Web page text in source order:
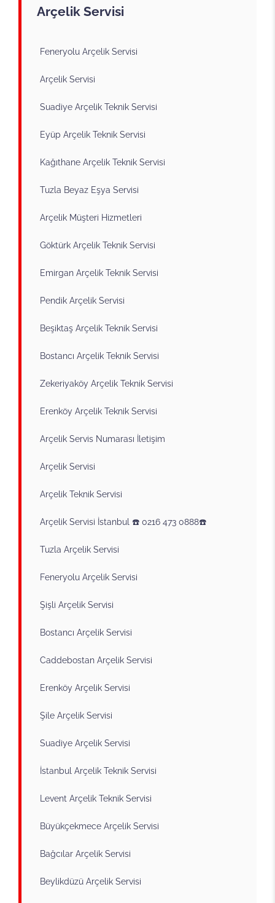
Arçelik Servisi
Feneryolu Arçelik Servisi
Arçelik Servisi
Suadiye Arçelik Teknik Servisi
Eyüp Arçelik Teknik Servisi
Kağıthane Arçelik Teknik Servisi
Tuzla Beyaz Eşya Servisi
Arçelik Müşteri Hizmetleri
Göktürk Arçelik Teknik Servisi
Emirgan Arçelik Teknik Servisi
Pendik Arçelik Servisi
Beşiktaş Arçelik Teknik Servisi
Bostancı Arçelik Teknik Servisi
Zekeriyaköy Arçelik Teknik Servisi
Erenköy Arçelik Teknik Servisi
Arçelik Servis Numarası İletişim
Arçelik Servisi
Arçelik Teknik Servisi
Arçelik Servisi İstanbul ☎️ 0216 473 0888☎️
Tuzla Arçelik Servisi
Feneryolu Arçelik Servisi
Şişli Arçelik Servisi
Bostancı Arçelik Servisi
Caddebostan Arçelik Servisi
Erenköy Arçelik Servisi
Şile Arçelik Servisi
Suadiye Arçelik Servisi
İstanbul Arçelik Teknik Servisi
Levent Arçelik Teknik Servisi
Büyükçekmece Arçelik Servisi
Bağcılar Arçelik Servisi
Beylikdüzü Arçelik Servisi